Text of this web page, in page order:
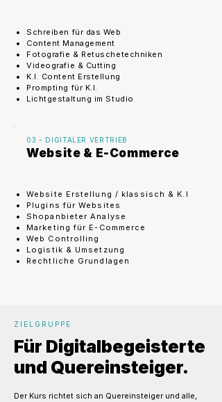
Schreiben für das Web
Content Management
Fotografie & Retuschetechniken
Videografie & Cutting
K.I. Content Erstellung
Prompting für K.I.
Lichtgestaltung im Studio
03 - DIGITALER VERTRIEB
Website & E-Commerce
Website Erstellung / klassisch & K.I
​Plugins für Websites
Shopanbieter Analyse
Marketing für E-Commerce
Web Controlling
Logistik & Umsetzung
Rechtliche Grundlagen
ZIELGRUPPE
Für Digitalbegeisterte
und Quereinsteiger.
Der Kurs richtet sich an Quereinsteiger und alle,